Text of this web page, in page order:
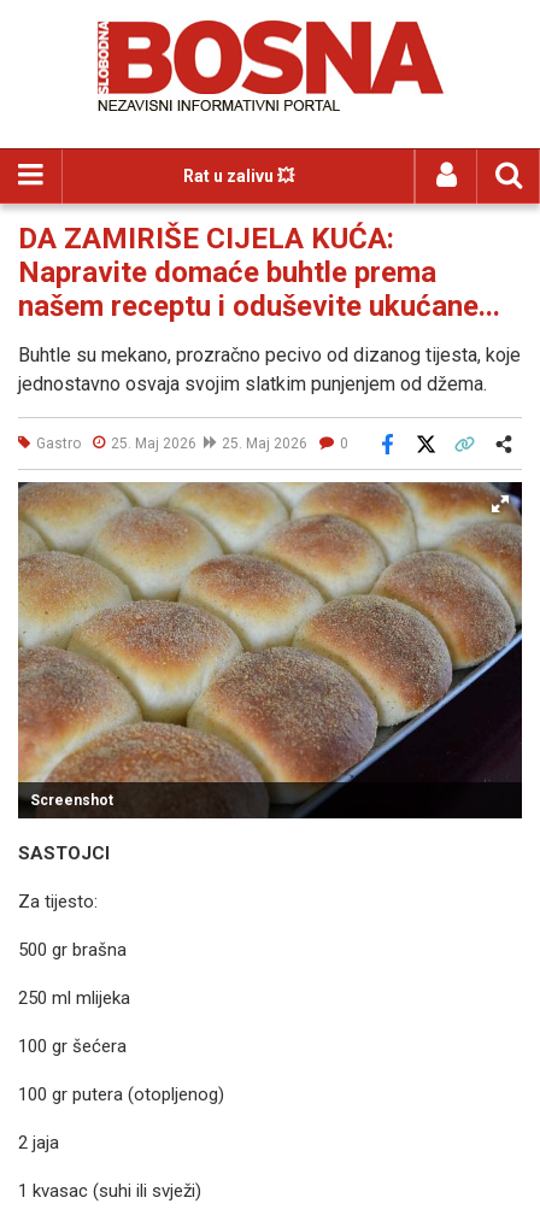
Rat u zalivu 💥
DA ZAMIRIŠE CIJELA KUĆA:
Napravite domaće buhtle prema
našem receptu i oduševite ukućane...
Buhtle su mekano, prozračno pecivo od dizanog tijesta, koje
jednostavno osvaja svojim slatkim punjenjem od džema.
Gastro 25. Maj 2026 25. Maj 2026 0
Facebook
Screenshot
SASTOJCI
Za tijesto:
500 gr brašna
250 ml mlijeka
100 gr šećera
100 gr putera (otopljenog)
2 jaja
1 kvasac (suhi ili svježi)